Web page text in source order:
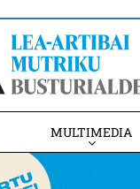
MULTIMEDIA